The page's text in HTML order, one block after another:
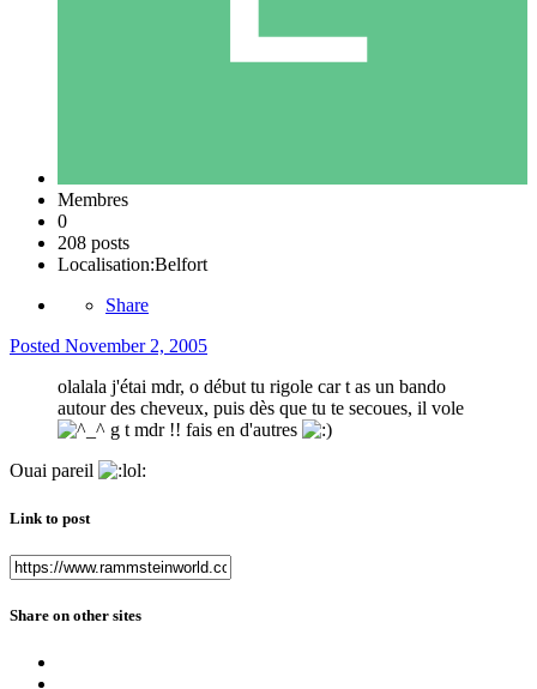
Membres
0
208 posts
Localisation:Belfort
Share
Posted November 2, 2005
olalala j'étai mdr, o début tu rigole car t as un bando
autour des cheveux, puis dès que tu te secoues, il vole
g t mdr !! fais en d'autres
Ouai pareil
Link to post
Share on other sites